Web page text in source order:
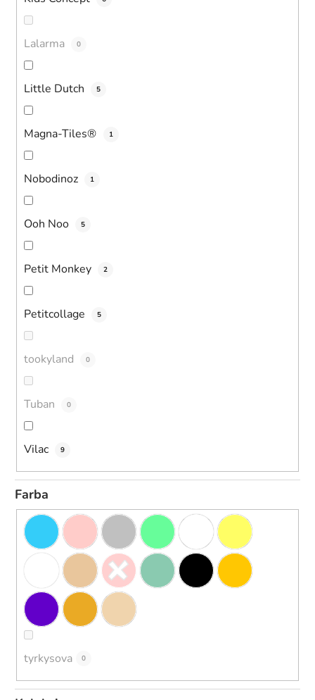
Lalarma 0
Little Dutch 5
Magna-Tiles® 1
Nobodinoz 1
Ooh Noo 5
Petit Monkey 2
Petitcollage 5
tookyland 0
Tuban 0
Vilac 9
Farba
tyrkysova 0